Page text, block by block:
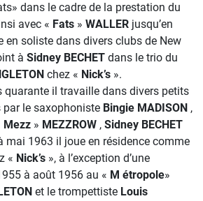
dans le cadre de la prestation du
avec « Fats » WALLER jusqu’en
en soliste dans divers clubs de New
à Sidney BECHET dans le trio du
chez « Nick’s ».
quarante il travaille dans divers petits
le saxophoniste Bingie MADISON ,
Mezz » MEZZROW , Sidney BECHET
mai 1963 il joue en résidence comme
« Nick’s », à l’exception d’une
à août 1956 au « M étropole»
et le trompettiste Louis